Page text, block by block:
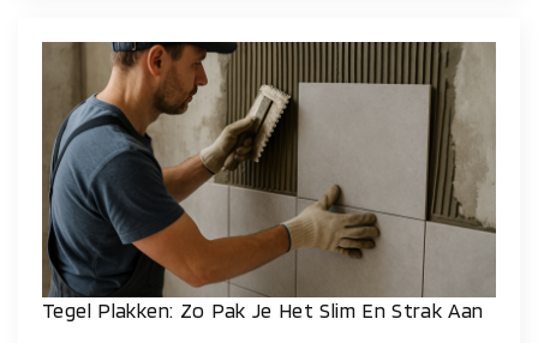
Tegel Plakken: Zo Pak Je Het Slim En Strak Aan